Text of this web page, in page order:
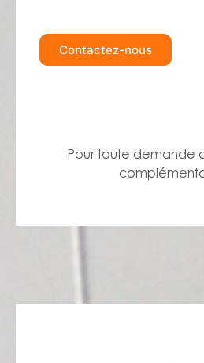
Pour toute demande
Contactez-nous